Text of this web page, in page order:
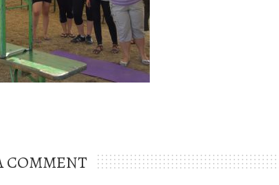
COMMENT